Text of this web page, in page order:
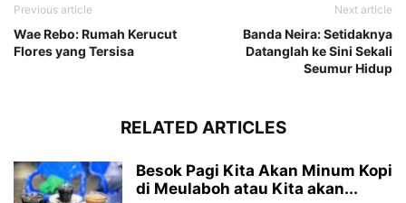
Previous article
Wae Rebo: Rumah Kerucut
Flores yang Tersisa
Next article
Banda Neira: Setidaknya
Datanglah ke Sini Sekali
Seumur Hidup
RELATED ARTICLES
Besok Pagi Kita Akan Minum Kopi
di Meulaboh atau Kita akan...